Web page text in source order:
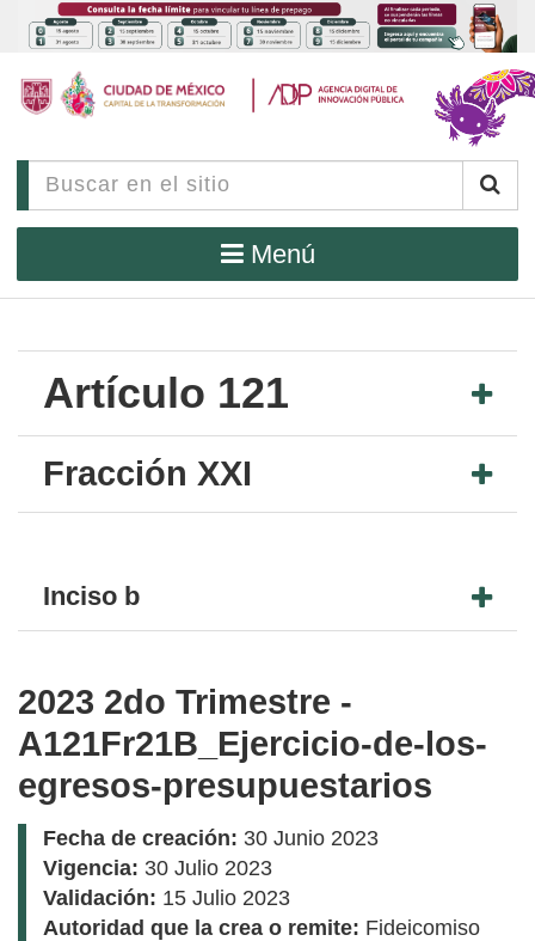
Menú
Artículo 121
Fracción XXI
Inciso b
2023 2do Trimestre -
A121Fr21B_Ejercicio-de-los-
egresos-presupuestarios
Fecha de creación: 30 Junio 2023
Vigencia: 30 Julio 2023
Validación: 15 Julio 2023
Autoridad que la crea o remite: Fideicomiso